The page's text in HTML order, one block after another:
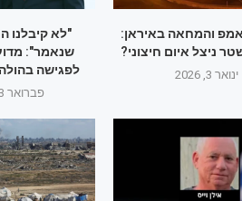
"לא קיבלנו
שנאמר":
לפגישה
פברואר 13, 2026
והמחאה באיראן:
ניצל איום חיצוני?
ינואר 3, 2026